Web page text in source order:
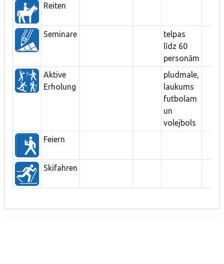
Reiten
Seminare
telpas
līdz 60
personām
Aktive
Erholung
pludmale,
laukums
futbolam
un
volejbols
Feiern
Skifahren